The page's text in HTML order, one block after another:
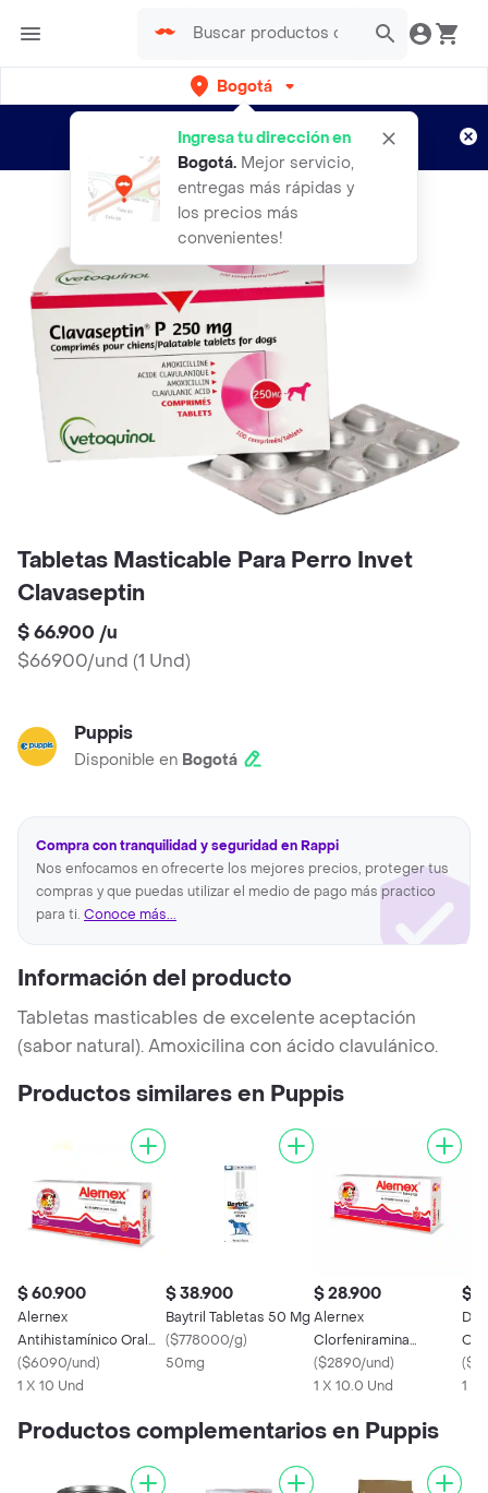
Bogotá
Ingresa tu dirección en
Bogotá. Mejor servicio,
entregas más rápidas y
los precios más
convenientes!
envíos gratis por semanas
Aplican TyC
Tabletas Masticable Para Perro Invet
Clavaseptin
$ 66.900 /u
$66900/und (1 Und)
Puppis
Disponible en Bogotá
Compra con tranquilidad y seguridad en Rappi
Nos enfocamos en ofrecerte los mejores precios, proteger tus
compras y que puedas utilizar el medio de pago más practico
para ti. Conoce más...
Información del producto
Tabletas masticables de excelente aceptación
(sabor natural). Amoxicilina con ácido clavulánico.
Productos similares en Puppis
$ 60.900
Alernex
Antihistamínico Oral
para Perros y Gatos (5
mg)
($6090/und)
1 X 10 Und
$ 38.900
Baytril Tabletas 50 Mg
($778000/g)
50mg
$ 28.900
Alernex
Clorfeniramina
Maleato (5 mg)
Antihistamínico Uso
($2890/und)
1 X 10.0 Und
$
(
1 X
Productos complementarios en Puppis